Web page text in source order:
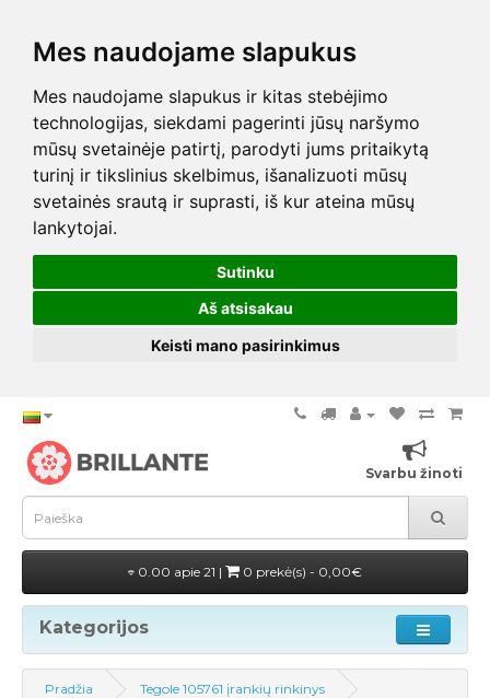
Mes naudojame slapukus
Mes naudojame slapukus ir kitas stebėjimo
technologijas, siekdami pagerinti jūsų naršymo
mūsų svetainėje patirtį, parodyti jums pritaikytą
turinį ir tikslinius skelbimus, išanalizuoti mūsų
svetainės srautą ir suprasti, iš kur ateina mūsų
lankytojai.
Sutinku
Aš atsisakau
Keisti mano pasirinkimus
Svarbu žinoti
0.00 apie 21 | 0 prekė(s) - 0,00€
Kategorijos
Pradžia Tegole 105761 įrankių rinkinys